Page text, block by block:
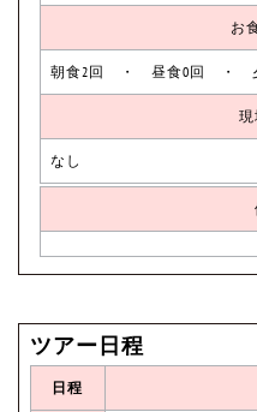
お
朝食2回 ・ 昼食0回 ・
現
なし
ツアー日程
日程